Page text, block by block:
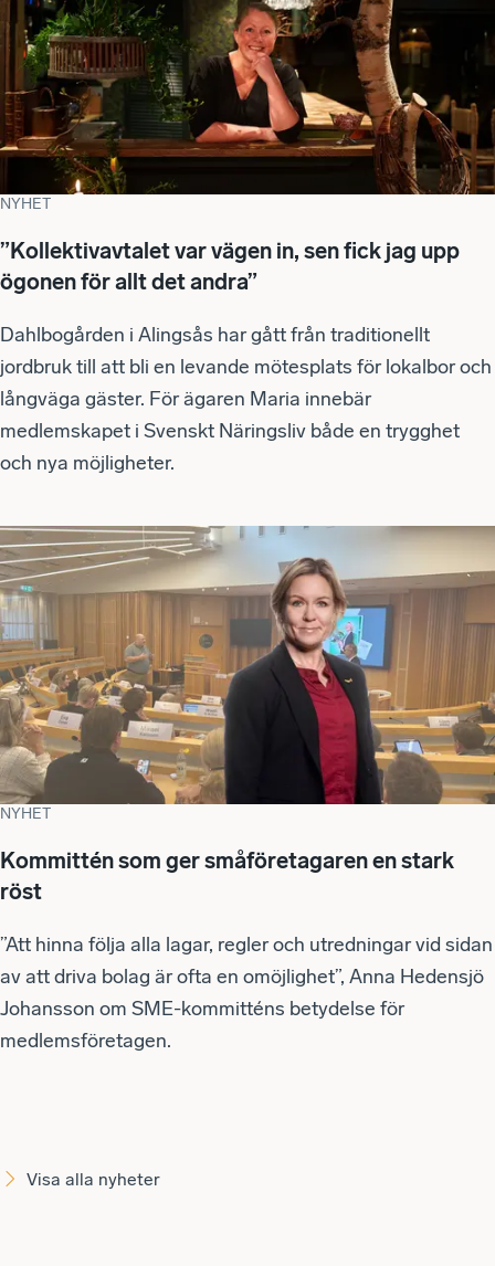
NYHET
”Kollektivavtalet var vägen in, sen fick jag upp
ögonen för allt det andra”
Dahlbogården i Alingsås har gått från traditionellt
jordbruk till att bli en levande mötesplats för lokalbor och
långväga gäster. För ägaren Maria innebär
medlemskapet i Svenskt Näringsliv både en trygghet
och nya möjligheter.
NYHET
Kommittén som ger småföretagaren en stark
röst
”Att hinna följa alla lagar, regler och utredningar vid sidan
av att driva bolag är ofta en omöjlighet”, Anna Hedensjö
Johansson om SME-kommitténs betydelse för
medlemsföretagen.
Visa alla nyheter